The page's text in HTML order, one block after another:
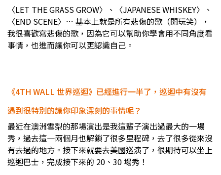
〈LET THE GRASS GROW〉、〈JAPANESE WHISKEY〉、
〈END SCENE〉… 基本上就是所有悲傷的歌（開玩笑），
我很喜歡寫悲傷的歌，因為它可以幫助你學會用不同角度看
事情，也進而讓你可以更認識自己。
《4TH WALL 世界巡迴》已經進行一半了，巡迴中有沒有
遇到很特別的讓你印象深刻的事情呢？
最近在澳洲雪梨的那場演出是我這輩子演出過最大的一場
秀，過去這一兩個月也解鎖了很多里程碑，去了很多從來沒
有去過的地方。接下來就要去美國巡演了，很期待可以坐上
巡迴巴士，完成接下來的 20、30 場秀！